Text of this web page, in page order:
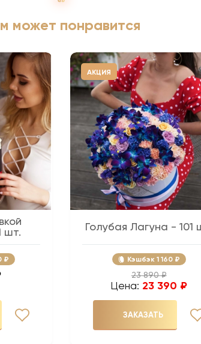
может понравится
41 шт.
₽
АКЦИЯ
Голубая Лагуна - 101
Кэшбэк 1 160 ₽
23 890 ₽
Цена: 23 390 ₽
ЗАКАЗАТЬ